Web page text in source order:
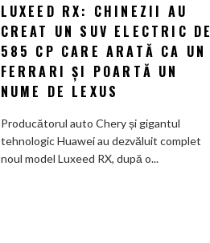
Luxeed
RX:
Chinezii
creat
un
electric
585
LUXEED RX: CHINEZII AU
CREAT UN SUV ELECTRIC DE
585 CP CARE ARATĂ CA UN
FERRARI ȘI POARTĂ UN
NUME DE LEXUS
Producătorul auto Chery și gigantul
tehnologic Huawei au dezvăluit complet
noul model Luxeed RX, după o...